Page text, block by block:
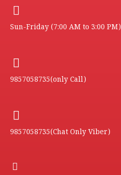
Sun-Friday (7:00 AM to 3:00 PM)
9857058735(only Call)
9857058735(Chat Only Viber)